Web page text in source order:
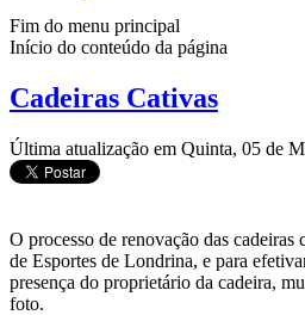
Fim do menu principal
Início do conteúdo da página
Cadeiras Cativas
Última atualização em Quinta, 05 de
O processo de renovação das cadeiras
de Esportes de Londrina, e para
presença do proprietário da cadeira,
foto.